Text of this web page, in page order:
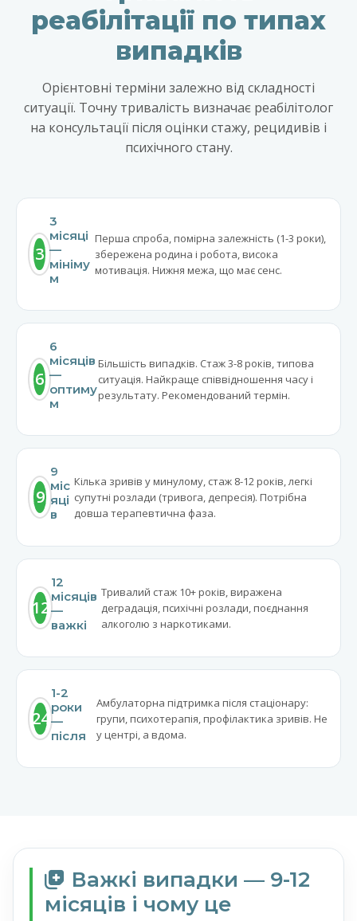
реабілітації по типах
випадків
Орієнтовні терміни залежно від складності
ситуації. Точну тривалість визначає реабілітолог
на консультації після оцінки стажу, рецидивів і
психічного стану.
3
3
місяці
—
мініму
м
Перша спроба, помірна залежність (1-3 роки),
збережена родина і робота, висока
мотивація. Нижня межа, що має сенс.
6
6
місяців
—
оптиму
м
Більшість випадків. Стаж 3-8 років, типова
ситуація. Найкраще співвідношення часу і
результату. Рекомендований термін.
9
9
міс
яці
в
Кілька зривів у минулому, стаж 8-12 років, легкі
супутні розлади (тривога, депресія). Потрібна
довша терапевтична фаза.
12
12
місяців
—
важкі
Тривалий стаж 10+ років, виражена
деградація, психічні розлади, поєднання
алкоголю з наркотиками.
24
1-2
роки
—
після
Амбулаторна підтримка після стаціонару:
групи, психотерапія, профілактика зривів. Не
у центрі, а вдома.
Важкі випадки — 9-12
місяців і чому це